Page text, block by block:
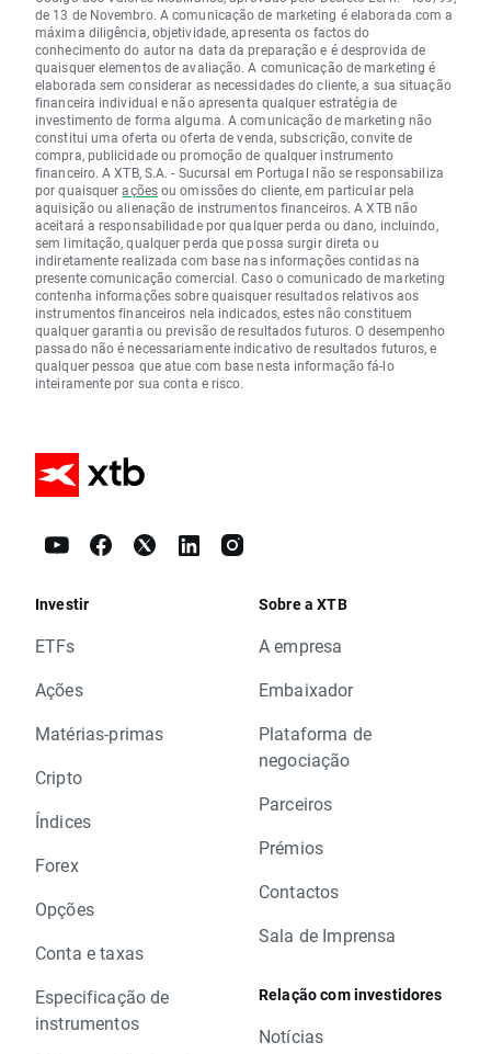
de 13 de Novembro. A comunicação de marketing é elaborada com a
máxima diligência, objetividade, apresenta os factos do
conhecimento do autor na data da preparação e é desprovida de
quaisquer elementos de avaliação. A comunicação de marketing é
elaborada sem considerar as necessidades do cliente, a sua situação
financeira individual e não apresenta qualquer estratégia de
investimento de forma alguma. A comunicação de marketing não
constitui uma oferta ou oferta de venda, subscrição, convite de
compra, publicidade ou promoção de qualquer instrumento
financeiro. A XTB, S.A. - Sucursal em Portugal não se responsabiliza
por quaisqueraçõesou omissões do cliente, em particular pela
aquisição ou alienação de instrumentos financeiros. A XTB não
aceitará a responsabilidade por qualquer perda ou dano, incluindo,
sem limitação, qualquer perda que possa surgir direta ou
indiretamente realizada com base nas informações contidas na
presente comunicação comercial. Caso o comunicado de marketing
contenha informações sobre quaisquer resultados relativos aos
instrumentos financeiros nela indicados, estes não constituem
qualquer garantia ou previsão de resultados futuros. O desempenho
passado não é necessariamente indicativo de resultados futuros, e
qualquer pessoa que atue com base nesta informação fá-lo
inteiramente por sua conta e risco.
Investir
ETFs
Ações
Matérias-primas
Cripto
Índices
Forex
Opções
Conta e taxas
Especificação de
instrumentos
Sobre a XTB
A empresa
Embaixador
Plataforma de
negociação
Parceiros
Prémios
Contactos
Sala de Imprensa
Relação com investidores
Notícias